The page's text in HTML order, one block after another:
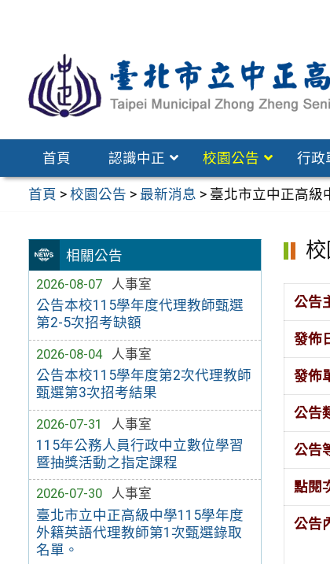
區
首頁 認識中正 校園公告 行政
首頁 >校園公告 > 最新消息 > 臺北市立中正高級
相關公告
2026-08-07
人事室
公告本校115學年度代理教師甄選
第2-5次招考缺額
2026-08-04
人事室
公告本校115學年度第2次代理教師
甄選第3次招考結果
2026-07-31
人事室
115年公務人員行政中立數位學習
暨抽獎活動之指定課程
2026-07-30
人事室
臺北市立中正高級中學115學年度
外籍英語代理教師第1次甄選錄取
名單。
公告
發佈
發佈
公告
公告
點閱
公告